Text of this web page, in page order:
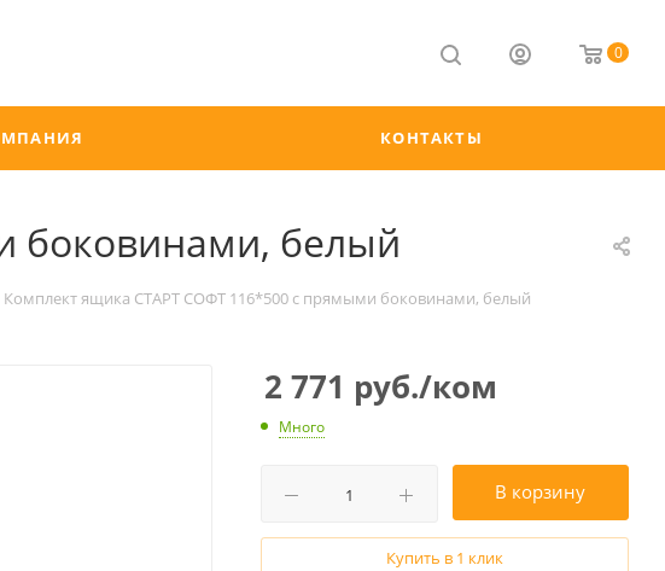
0
КОНТАКТЫ
боковинами, белый
Комплект ящика СТАРТ СОФТ 116*500 с прямыми боковинами, белый
2 771 руб./ком
Много
В корзину
Купить в 1 клик